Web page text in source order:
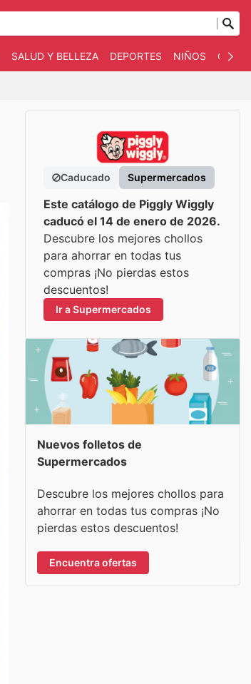
SALUD Y BELLEZA DEPORTES NIÑOS
Caducado Supermercados
Este catálogo de Piggly Wiggly
caducó el 14 de enero de 2026.
Descubre los mejores chollos
para ahorrar en todas tus
compras ¡No pierdas estos
descuentos!
Ir a Supermercados
Nuevos folletos de
Supermercados
Descubre los mejores chollos para
ahorrar en todas tus compras ¡No
pierdas estos descuentos!
Encuentra ofertas